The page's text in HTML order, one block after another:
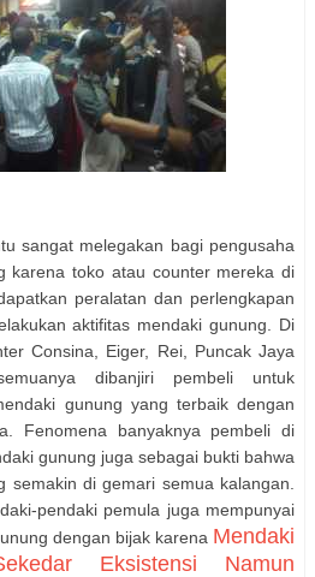
sangat melegakan bagi pengusaha
karena toko atau counter mereka di
peralatan dan perlengkapan
aktifitas mendaki gunung. Di
Consina, Eiger, Rei, Puncak Jaya
dibanjiri pembeli untuk
gunung yang terbaik dengan
Fenomena banyaknya pembeli di
gunung juga sebagai bukti bahwa
semakin di gemari semua kalangan.
pendaki pemula juga mempunyai
dengan bijak karena Mendaki
Eksistensi Namun